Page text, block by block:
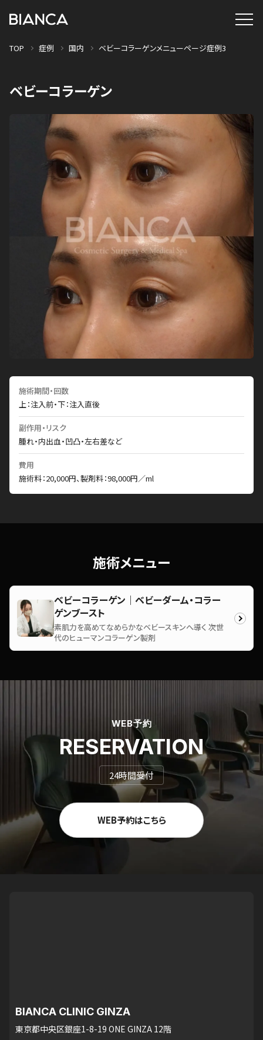
TOP 症例 国内 ベビーコラーゲンメニューページ症例3
ベビーコラーゲン
施術期間・回数
上：注入前・下：注入直後
副作用・リスク
腫れ・内出血・凹凸・左右差など
費用
施術料：20,000円、製剤料：98,000円／ml
施術メニュー
ベビーコラーゲン｜ベビーダーム・コラー
ゲンブースト
素肌力を高めてなめらかなベビースキンへ導く 次世
代のヒューマンコラーゲン製剤
WEB予約
RESERVATION
24時間受付
WEB予約はこちら
BIANCA CLINIC GINZA
東京都中央区銀座1-8-19 ONE GINZA 12階